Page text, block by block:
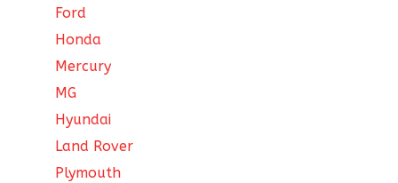
Ford
Honda
Mercury
MG
Hyundai
Land Rover
Plymouth